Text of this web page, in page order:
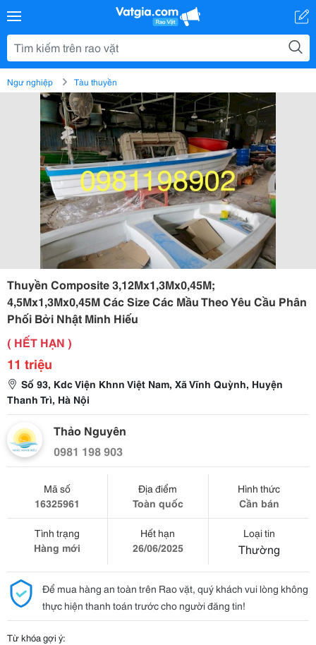
Ngư nghiệp Tàu thuyền
Thuyền Composite 3,12Mx1,3Mx0,45M;
4,5Mx1,3Mx0,45M Các Size Các Mầu Theo Yêu Cầu Phân
Phối Bởi Nhật Minh Hiếu
( HẾT HẠN )
11 triệu
Số 93, Kdc Viện Khnn Việt Nam, Xã Vĩnh Quỳnh, Huyện
Thanh Trì, Hà Nội
Thảo Nguyên
0981 198 903
Mã số
16325961
Địa điểm
Toàn quốc
Hình thức
Cần bán
Tình trạng
Hàng mới
Hết hạn
26/06/2025
Loại tin
Thường
Để mua hàng an toàn trên Rao vặt, quý khách vui lòng không
thực hiện thanh toán trước cho người đăng tin!
Từ khóa gợi ý: